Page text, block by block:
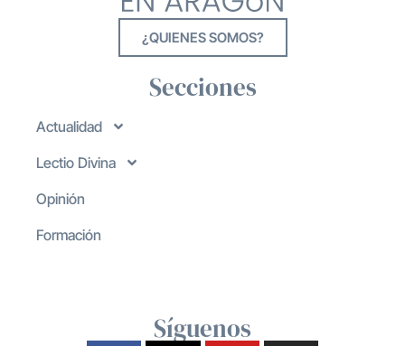
¿QUIENES SOMOS?
Secciones
Actualidad
Lectio Divina
Opinión
Formación
Síguenos